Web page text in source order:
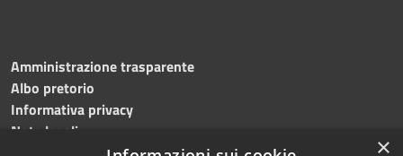
Amministrazione trasparente
Albo pretorio
Informativa privacy
Note legali
×